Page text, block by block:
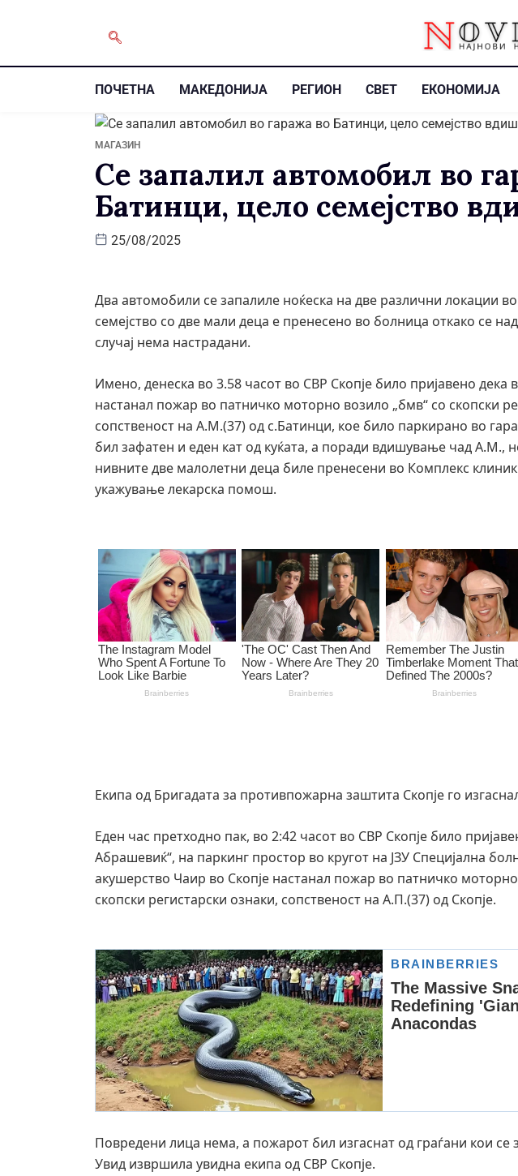
ПОЧЕТНА МАКЕДОНИЈА РЕГИОН СВЕТ ЕКОНОМИЈА
МАГАЗИН
Се запалил автомобил во
Батинци, цело семејство
25/08/2025
Два автомобили се запалиле ноќеска на две различни локации
семејство со две мали деца е пренесено во болница откако се
случај нема настрадани.
Имено, денеска во 3.58 часот во СВР Скопје било пријавено дека
настанал пожар во патничко моторно возило „бмв“ со скопски
сопственост на А.М.(37) од с.Батинци, кое било паркирано во
бил зафатен и еден кат од куќата, а поради вдишување чад А.М.,
нивните две малолетни деца биле пренесени во Комплекс
укажување лекарска помош.
Екипа од Бригадата за противпожарна заштита Скопје го
Еден час претходно пак, во 2:42 часот во СВР Скопје било
Абрашевиќ“, на паркинг простор во кругот на ЈЗУ Специјална
акушерство Чаир во Скопје настанал пожар во патничко моторно
скопски регистарски ознаки, сопственост на А.П.(37) од Скопје.
Повредени лица нема, а пожарот бил изгаснат од граѓани кои се
Увид извршила увидна екипа од СВР Скопје.